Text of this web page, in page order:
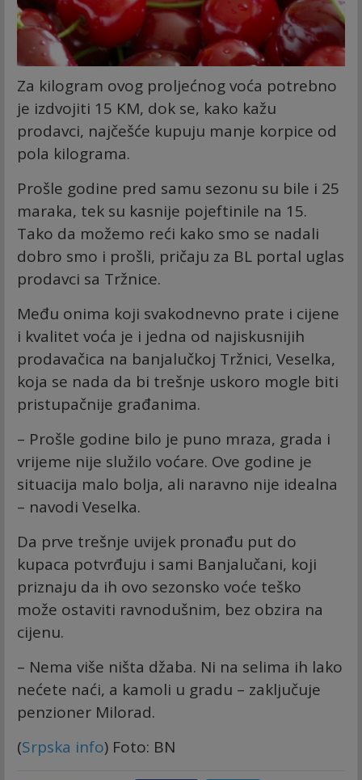
Za kilogram ovog proljećnog voća potrebno
je izdvojiti 15 KM, dok se, kako kažu
prodavci, najčešće kupuju manje korpice od
pola kilograma.
Prošle godine pred samu sezonu su bile i 25
maraka, tek su kasnije pojeftinile na 15.
Tako da možemo reći kako smo se nadali
dobro smo i prošli, pričaju za BL portal uglas
prodavci sa Tržnice.
Među onima koji svakodnevno prate i cijene
i kvalitet voća je i jedna od najiskusnijih
prodavačica na banjalučkoj Tržnici, Veselka,
koja se nada da bi trešnje uskoro mogle biti
pristupačnije građanima.
– Prošle godine bilo je puno mraza, grada i
vrijeme nije služilo voćare. Ove godine je
situacija malo bolja, ali naravno nije idealna
– navodi Veselka.
Da prve trešnje uvijek pronađu put do
kupaca potvrđuju i sami Banjalučani, koji
priznaju da ih ovo sezonsko voće teško
može ostaviti ravnodušnim, bez obzira na
cijenu.
– Nema više ništa džaba. Ni na selima ih lako
nećete naći, a kamoli u gradu – zaključuje
penzioner Milorad.
(Srpska info) Foto: BN